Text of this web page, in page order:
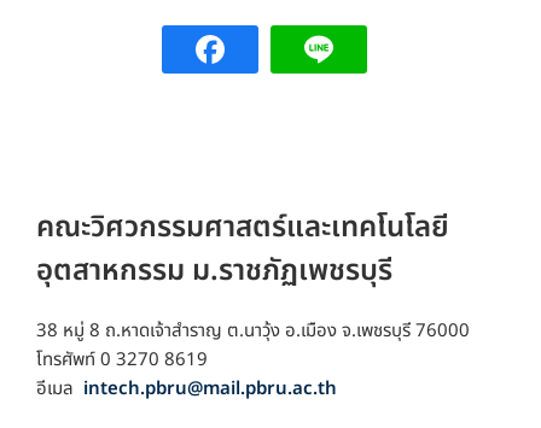
คณะวิศวกรรมศาสตร์และเทคโนโลยี
อุตสาหกรรม ม.ราชภัฏเพชรบุรี
38 หมู่ 8 ถ.หาดเจ้าสำราญ ต.นาวุ้ง อ.เมือง จ.เพชรบุรี 76000
โทรศัพท์ 0 3270 8619
อีเมล intech.pbru@mail.pbru.ac.th